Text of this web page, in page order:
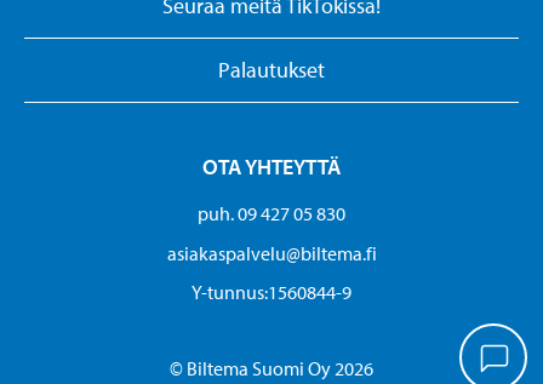
Palautukset
OTA YHTEYTTÄ
puh. 09 427 05 830
asiakaspalvelu@biltema.fi
Y-tunnus:1560844-9
© Biltema Suomi Oy 2026